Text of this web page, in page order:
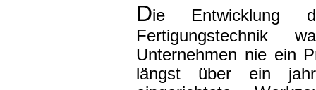
Die Entwicklung
Fertigungstechnik
Unternehmen nie ein
längst über ein